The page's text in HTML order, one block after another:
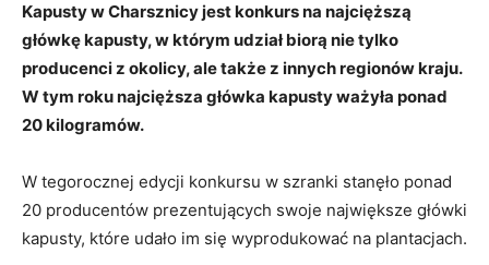
Kapusty w Charsznicy jest konkurs na najcięższą
główkę kapusty, w którym udział biorą nie tylko
producenci z okolicy, ale także z innych regionów kraju.
W tym roku najcięższa główka kapusty ważyła ponad
20 kilogramów.
W tegorocznej edycji konkursu w szranki stanęło ponad
20 producentów prezentujących swoje największe główki
kapusty, które udało im się wyprodukować na plantacjach.